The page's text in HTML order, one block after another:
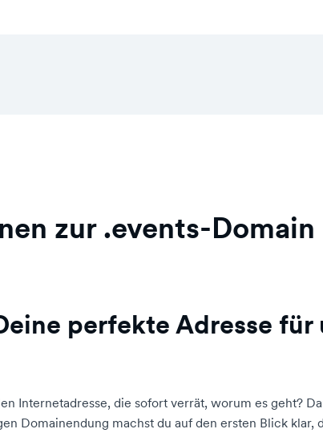
zur .events-Domain
perfekte Adresse für
Internetadresse, die sofort verrät, worum es geht?
Domainendung machst du auf den ersten Blick klar,